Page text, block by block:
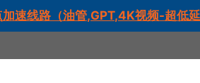
速线路（油管,GPT,4K视频-超低